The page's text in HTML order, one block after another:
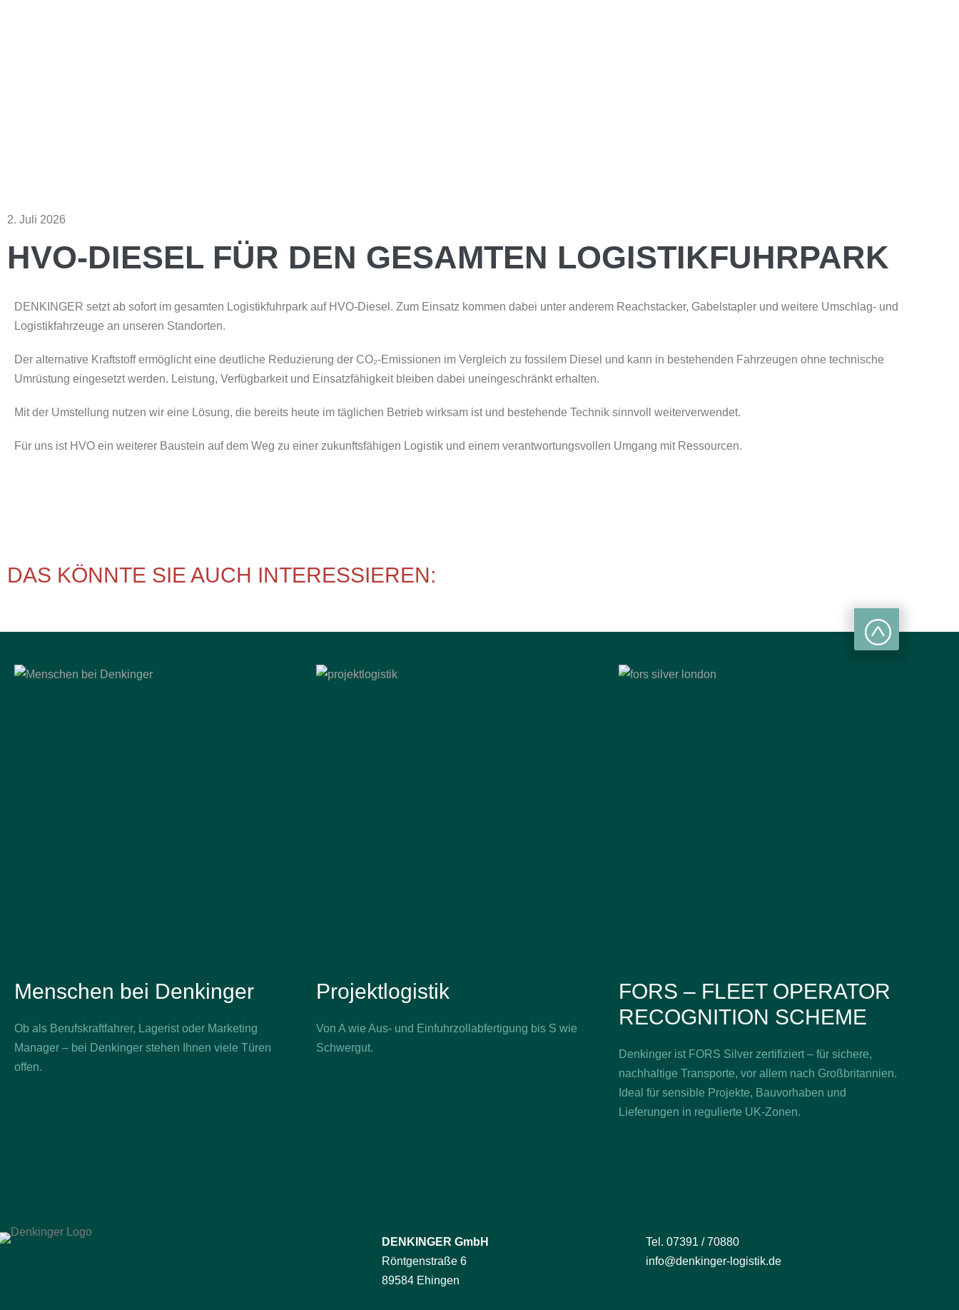
2. Juli 2026
HVO-DIESEL FÜR DEN GESAMTEN LOGISTIKFUHRPARK
DENKINGER setzt ab sofort im gesamten Logistikfuhrpark auf HVO-Diesel. Zum Einsatz kommen dabei unter anderem Reachstacker, Gabelstapler und weitere Umschlag- und
Logistikfahrzeuge an unseren Standorten.
Der alternative Kraftstoff ermöglicht eine deutliche Reduzierung der CO₂-Emissionen im Vergleich zu fossilem Diesel und kann in bestehenden Fahrzeugen ohne technische
Umrüstung eingesetzt werden. Leistung, Verfügbarkeit und Einsatzfähigkeit bleiben dabei uneingeschränkt erhalten.
Mit der Umstellung nutzen wir eine Lösung, die bereits heute im täglichen Betrieb wirksam ist und bestehende Technik sinnvoll weiterverwendet.
Für uns ist HVO ein weiterer Baustein auf dem Weg zu einer zukunftsfähigen Logistik und einem verantwortungsvollen Umgang mit Ressourcen.
DAS KÖNNTE SIE AUCH INTERESSIEREN:
Menschen bei Denkinger
Ob als Berufskraftfahrer, Lagerist oder Marketing
Manager – bei Denkinger stehen Ihnen viele Türen
offen.
Projektlogistik
Von A wie Aus- und Einfuhrzollabfertigung bis S wie
Schwergut.
FORS – FLEET OPERATOR
RECOGNITION SCHEME
Denkinger ist FORS Silver zertifiziert – für sichere,
nachhaltige Transporte, vor allem nach Großbritannien.
Ideal für sensible Projekte, Bauvorhaben und
Lieferungen in regulierte UK-Zonen.
DENKINGER GmbH
Röntgenstraße 6
89584 Ehingen
Tel. 07391 / 70880
info@denkinger-logistik.de